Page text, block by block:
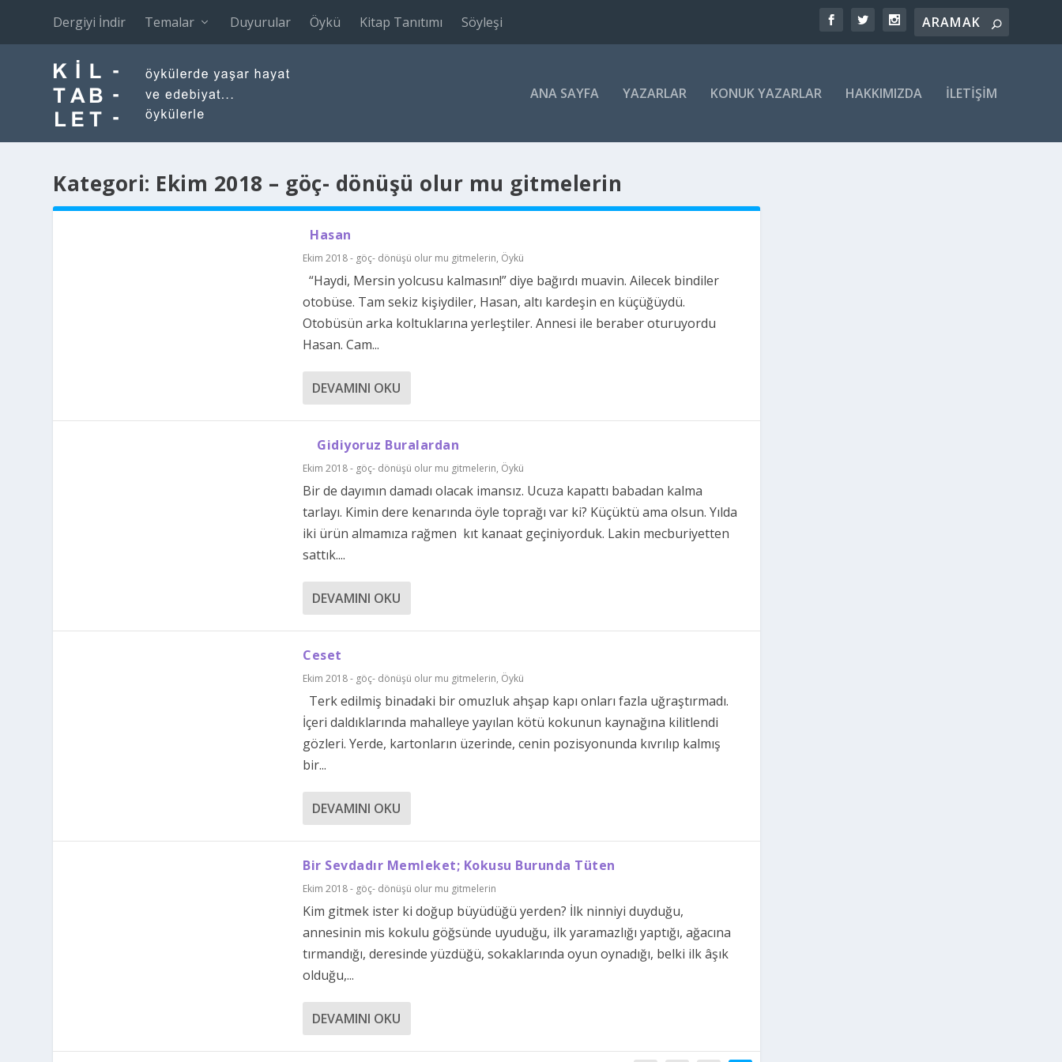
Dergiyi İndir Temalar Duyurular Öykü Kitap Tanıtımı Söyleşi
ANA SAYFA YAZARLAR KONUK YAZARLAR HAKKIMIZDA İLETIŞIM
Kategori: Ekim 2018 – göç- dönüşü olur mu gitmelerin
Hasan
Ekim 2018 - göç- dönüşü olur mu gitmelerin, Öykü
“Haydi, Mersin yolcusu kalmasın!” diye bağırdı muavin. Ailecek bindiler
otobüse. Tam sekiz kişiydiler, Hasan, altı kardeşin en küçüğüydü.
Otobüsün arka koltuklarına yerleştiler. Annesi ile beraber oturuyordu
Hasan. Cam...
DEVAMINI OKU
Gidiyoruz Buralardan
Ekim 2018 - göç- dönüşü olur mu gitmelerin, Öykü
Bir de dayımın damadı olacak imansız. Ucuza kapattı babadan kalma
tarlayı. Kimin dere kenarında öyle toprağı var ki? Küçüktü ama olsun. Yılda
iki ürün almamıza rağmen kıt kanaat geçiniyorduk. Lakin mecburiyetten
sattık....
DEVAMINI OKU
Ceset
Ekim 2018 - göç- dönüşü olur mu gitmelerin, Öykü
Terk edilmiş binadaki bir omuzluk ahşap kapı onları fazla uğraştırmadı.
İçeri daldıklarında mahalleye yayılan kötü kokunun kaynağına kilitlendi
gözleri. Yerde, kartonların üzerinde, cenin pozisyonunda kıvrılıp kalmış
bir...
DEVAMINI OKU
Bir Sevdadır Memleket; Kokusu Burunda Tüten
Ekim 2018 - göç- dönüşü olur mu gitmelerin
Kim gitmek ister ki doğup büyüdüğü yerden? İlk ninniyi duyduğu,
annesinin mis kokulu göğsünde uyuduğu, ilk yaramazlığı yaptığı, ağacına
tırmandığı, deresinde yüzdüğü, sokaklarında oyun oynadığı, belki ilk âşık
olduğu,...
DEVAMINI OKU